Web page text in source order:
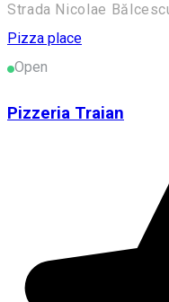
Strada Nicolae
Pizza place
Open
Pizzeria Traian